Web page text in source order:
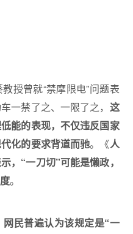
授曾就“禁摩限电”问题表
一禁了之、一限了之， 这
能的表现，不仅违反国家
化的要求背道而驰。《人
，“一刀切”可能是懒政，
。
网民普遍认为该规定是“一